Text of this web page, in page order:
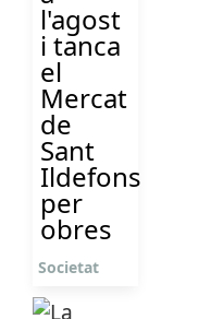
l'agost
i tanca
el
Mercat
de
Sant
Ildefons
per
obres
Societat